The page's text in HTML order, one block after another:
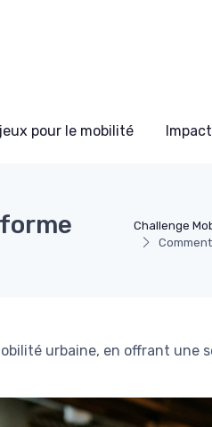
pour le mobilité
Challenge
urbaine, en offrant une